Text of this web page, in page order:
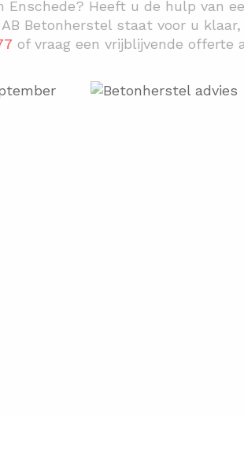
Heeft u de hulp van
Betonherstel staat voor u
of vraag een vrijblijvende offerte